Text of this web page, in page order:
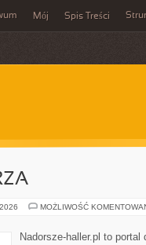
Mój Spis Treści
MOŻLIWOŚĆ
Nadorsze-haller.pl to portal